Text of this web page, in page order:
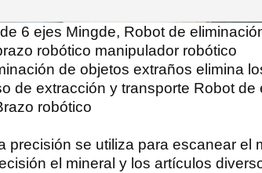
6 ejes Mingde, Robot de
robótico manipulador robótico
de objetos extraños elimina
de extracción y transporte Robot
robótico
precisión se utiliza para escanear el
el mineral y los artículos